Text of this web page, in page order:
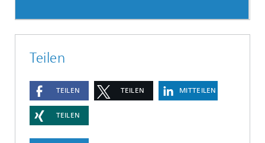
Teilen
TEILEN TEILEN MITTEILEN
TEILEN